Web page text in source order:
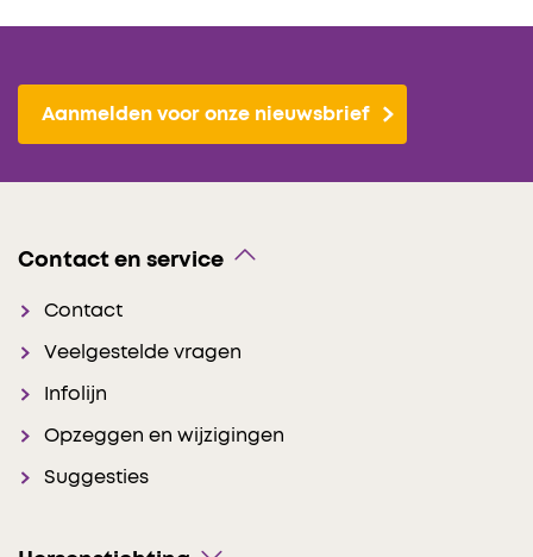
Aanmelden voor onze nieuwsbrief
Contact en service
Contact
Veelgestelde vragen
Infolijn
Opzeggen en wijzigingen
Suggesties